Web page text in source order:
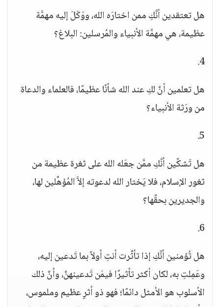
هل تعتقدين أنَّكِ ممن اختارَه الله، ووَكَلَ إليه مهمَّة
عظيمة، هي مهمَّة الأنبياء والمُرسلين: البلاغ؟
4.
هل تعلمين أنَّ لكِ عند الله شأنًا عظيمًا، فالعلماء والدعاة
من ورَثة الأنبياء؟
5.
هل تَشكِّين أنَّكِ ممَّن جعَله الله على ثغرة عظيمة من
ثغور الإسلام، فلا يَختار الله لدعوته إلاَّ المُؤهَّلين لها،
والجديرين بحقِّها؟
6.
هل تُؤمنين أنَّكِ إذا تأثَّرت أنتِ أولاً بما تَدعين إليه،
وعَمِلتِ به، لكان أكثر تأثيرًا فيمَن تَدعينهنَّ، وأنَّ ذلك
الأسلوب هو الأمثل دائمًا؛ فهو ذو أثرٍ عظيم وملموس،